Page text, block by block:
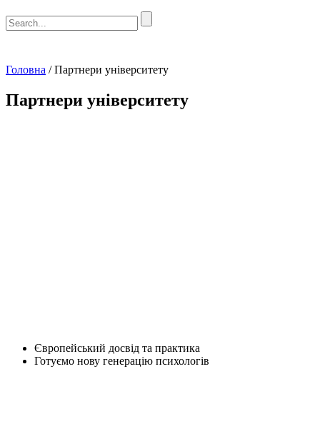
Головна /Партнери університету
Партнери університету
Європейський досвід та практика
Готуємо нову генерацію психологів